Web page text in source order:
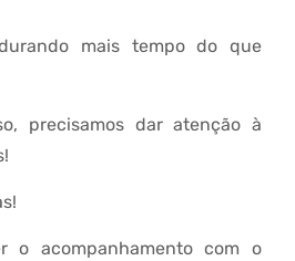
mais tempo do que
precisamos dar atenção à
o acompanhamento com o